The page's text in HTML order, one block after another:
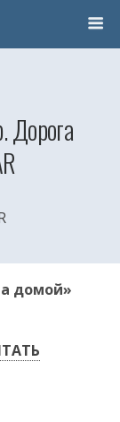
Дорога
домой»